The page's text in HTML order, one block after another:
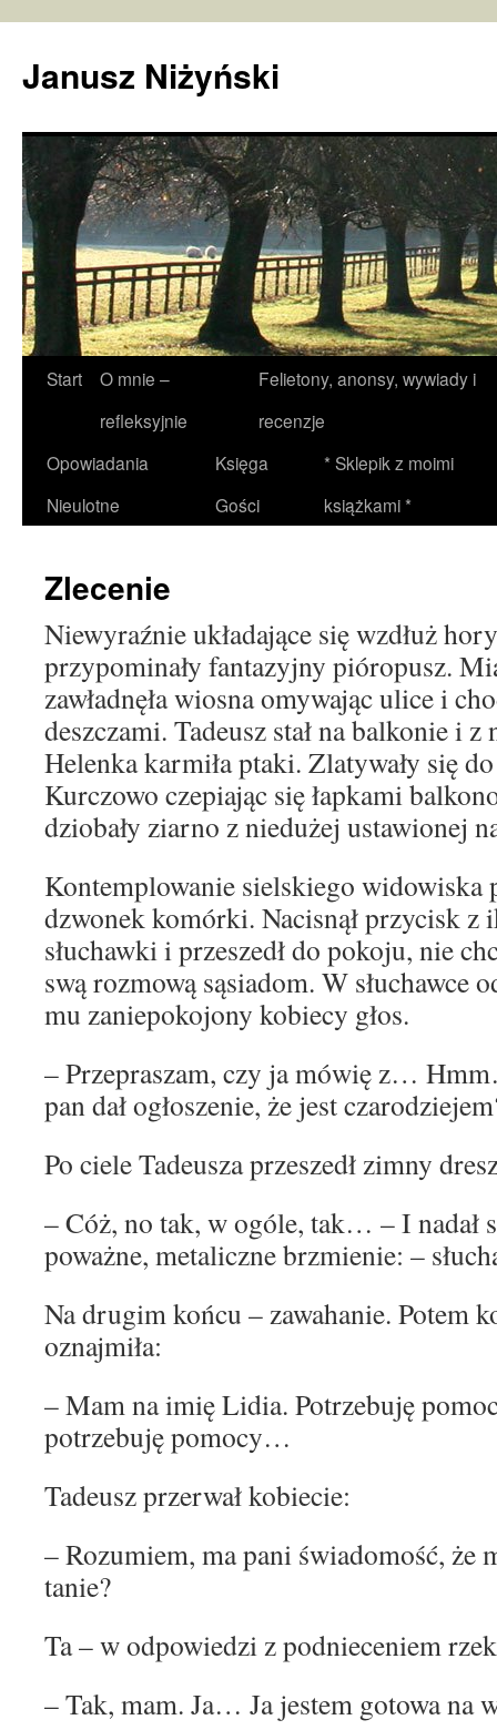
Janusz Niżyński
Przejdź
treści
Start
O mnie –
refleksyjnie
Felietony, anonsy, wywiady i
recenzje
Opowiadania
Nieulotne
Księga
Gości
* Sklepik z moimi
książkami *
Zlecenie
Niewyraźnie układające się wzdłuż
przypominały fantazyjny pióropusz.
zawładnęła wiosna omywając ulice i
deszczami. Tadeusz stał na balkonie i
Helenka karmiła ptaki. Zlatywały się
Kurczowo czepiając się łapkami
dziobały ziarno z niedużej ustawionej
Kontemplowanie sielskiego widowiska
dzwonek komórki. Nacisnął przycisk z
słuchawki i przeszedł do pokoju, nie
swą rozmową sąsiadom. W słuchawce
mu zaniepokojony kobiecy głos.
– Przepraszam, czy ja mówię z…
pan dał ogłoszenie, że jest
Po ciele Tadeusza przeszedł zimny
– Cóż, no tak, w ogóle, tak… – I nadał
poważne, metaliczne brzmienie: –
Na drugim końcu – zawahanie. Potem
oznajmiła:
– Mam na imię Lidia. Potrzebuję
potrzebuję pomocy…
Tadeusz przerwał kobiecie:
– Rozumiem, ma pani świadomość, że
tanie?
Ta – w odpowiedzi z podnieceniem
– Tak, mam. Ja… Ja jestem gotowa